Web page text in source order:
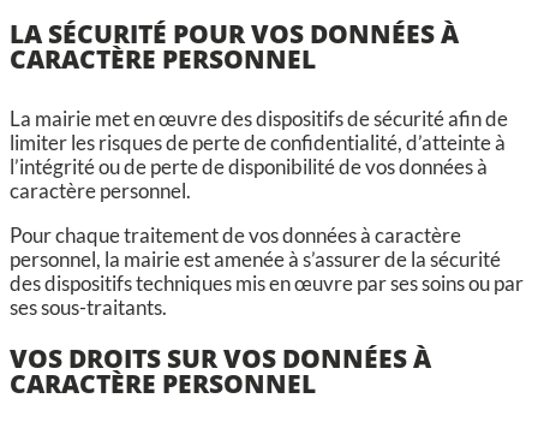
LA SÉCURITÉ POUR VOS DONNÉES À
CARACTÈRE PERSONNEL
La mairie met en œuvre des dispositifs de sécurité afin de
limiter les risques de perte de confidentialité, d’atteinte à
l’intégrité ou de perte de disponibilité de vos données à
caractère personnel.
Pour chaque traitement de vos données à caractère
personnel, la mairie est amenée à s’assurer de la sécurité
des dispositifs techniques mis en œuvre par ses soins ou par
ses sous-traitants.
VOS DROITS SUR VOS DONNÉES À
CARACTÈRE PERSONNEL